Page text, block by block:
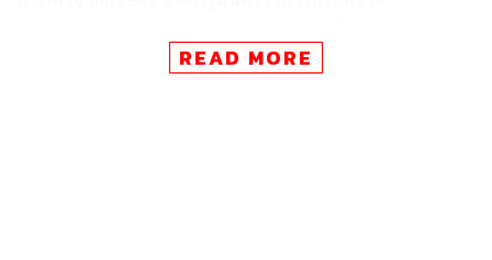
โตมรศักดิ์ ส.ส. นครราชสีมา และ จาตุรนต์ ฉายแสง อดีต
รัฐมนตรีว่าการกระทรวงศึกษาธิการ
READ MORE